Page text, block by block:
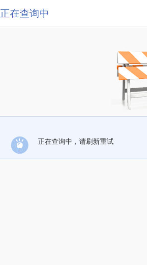
正在查询中
正在查询中，请刷新重试